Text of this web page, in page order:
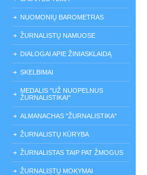
NUOMONIŲ BAROMETRAS
ŽURNALISTŲ NAMUOSE
DIALOGAI APIE ŽINIASKLAIDĄ
SKELBIMAI
MEDALIS "UŽ NUOPELNUS
ŽURNALISTIKAI"
ALMANACHAS "ŽURNALISTIKA"
ŽURNALISTŲ KŪRYBA
ŽURNALISTAS TAIP PAT ŽMOGUS
ŽURNALISTŲ MOKYMAI